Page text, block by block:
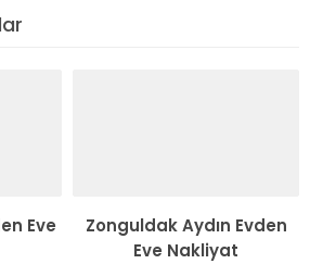
Eve
Zonguldak Aydın Evden
Eve Nakliyat